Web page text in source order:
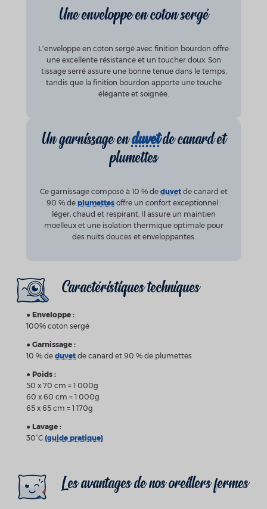
Une enveloppe en coton sergé
L’enveloppe en coton sergé avec finition bourdon offre
une excellente résistance et un toucher doux. Son
tissage serré assure une bonne tenue dans le temps,
tandis que la finition bourdon apporte une touche
élégante et soignée.
Un garnissage enduvetde canard et
plumettes
Ce garnissage composé à 10 % de duvetde canard et
90 % de plumettesoffre un confort exceptionnel :
léger, chaud et respirant. Il assure un maintien
moelleux et une isolation thermique optimale pour
des nuits douces et enveloppantes.
Caractéristiques techniques
● Enveloppe :
100% coton sergé
● Garnissage :
10 % de duvet de canard et 90 % de plumettes
● Poids :
50 x 70 cm = 1 000g
60 x 60 cm = 1 000g
65 x 65 cm = 1 170g
● Lavage :
30°C (guide pratique)
Les avantages denos oreillersfermes